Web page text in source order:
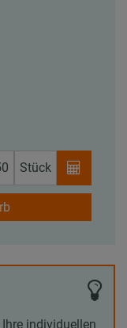
Stück
individuellen